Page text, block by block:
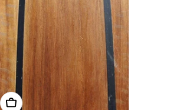
Scegli le opzioni